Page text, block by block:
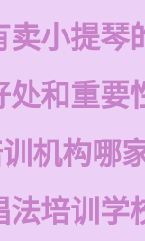
卖小提琴
处和重要
机构哪
法培训学